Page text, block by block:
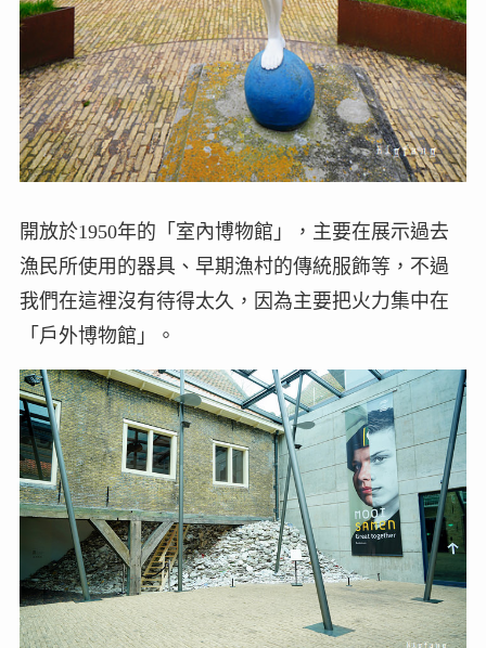
開放於1950年的「室內博物館」，主要在展示過去
漁民所使用的器具、早期漁村的傳統服飾等，不過
我們在這裡沒有待得太久，因為主要把火力集中在
「戶外博物館」。